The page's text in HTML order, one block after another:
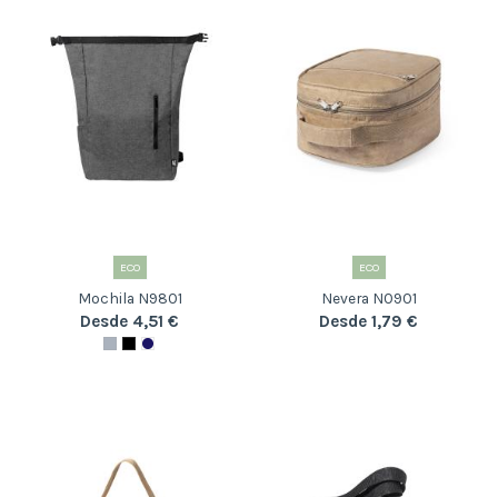
ECO
Mochila N9801
Desde 4,51 €
ECO
Nevera N0901
Desde 1,79 €